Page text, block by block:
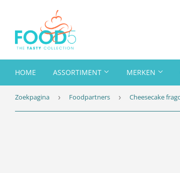
HOME ASSORTIMENT MERKEN
Zoekpagina › Foodpartners › Cheesecake